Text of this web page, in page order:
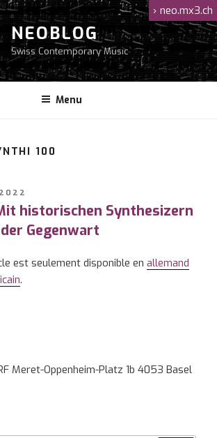
NEOBLOG
Swiss Contemporary Music
Menu
› neo.mx3.ch
100
historischen Synthesizern
Gegenwart
est seulement disponible en allemand
.
Meret-Oppenheim-Platz 1b 4053 Basel